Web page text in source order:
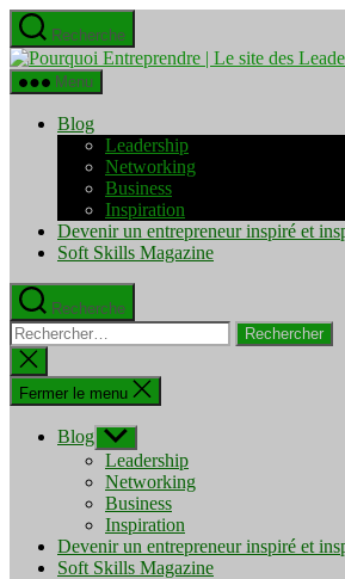
Aller
au
contenu
Recherche
Menu
Blog
Leadership
Networking
Business
Inspiration
Devenir un entrepreneur inspiré et
Soft Skills Magazine
Recherche
Rechercher :
Fermer
la
recherche
Fermer le menu
Blog Afficher
le
sous-
menu
Leadership
Networking
Business
Inspiration
Devenir un entrepreneur inspiré et
Soft Skills Magazine